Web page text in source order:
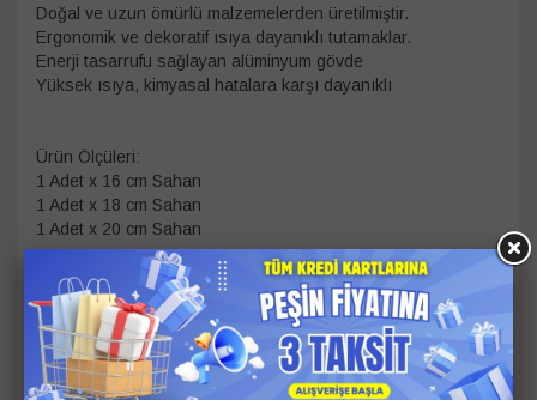
Doğal ve uzun ömürlü malzemelerden üretilmiştir.
Ergonomik ve dekoratif ısıya dayanıklı tutamaklar.
Enerji tasarrufu sağlayan alüminyum gövde
Yüksek ısıya, kimyasal hatalara karşı dayanıklı
Ürün Ölçüleri:
1 Adet x 16 cm Sahan
1 Adet x 18 cm Sahan
1 Adet x 20 cm Sahan
Parça
Sayısı
6
Ölçü
Bilgisi
16 cm,18 cm,20 cm